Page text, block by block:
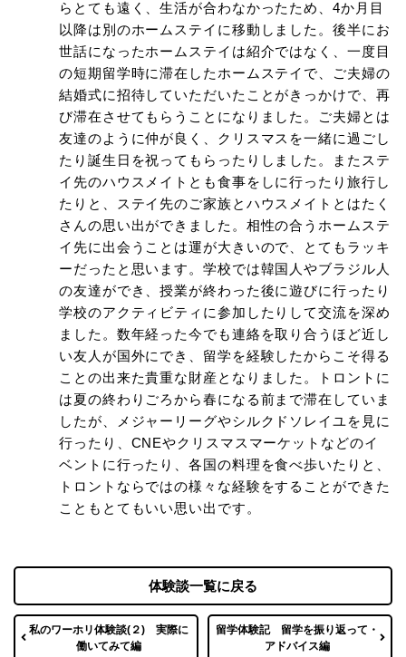
らとても遠く、生活が合わなかったため、4か月目
以降は別のホームステイに移動しました。後半にお
世話になったホームステイは紹介ではなく、一度目
の短期留学時に滞在したホームステイで、ご夫婦の
結婚式に招待していただいたことがきっかけで、再
び滞在させてもらうことになりました。ご夫婦とは
友達のように仲が良く、クリスマスを一緒に過ごし
たり誕生日を祝ってもらったりしました。またステ
イ先のハウスメイトとも食事をしに行ったり旅行し
たりと、ステイ先のご家族とハウスメイトとはたく
さんの思い出ができました。相性の合うホームステ
イ先に出会うことは運が大きいので、とてもラッキ
ーだったと思います。学校では韓国人やブラジル人
の友達ができ、授業が終わった後に遊びに行ったり
学校のアクティビティに参加したりして交流を深め
ました。数年経った今でも連絡を取り合うほど近し
い友人が国外にでき、留学を経験したからこそ得る
ことの出来た貴重な財産となりました。トロントに
は夏の終わりごろから春になる前まで滞在していま
したが、メジャーリーグやシルクドソレイユを見に
行ったり、CNEやクリスマスマーケットなどのイ
ベントに行ったり、各国の料理を食べ歩いたりと、
トロントならではの様々な経験をすることができた
こともとてもいい思い出です。
私のワーホリ体験談(２) 実際に
働いてみて編
体験談一覧に戻る
留学体験記 留学を振り返って・
アドバイス編